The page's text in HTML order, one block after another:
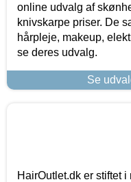
online udvalg af
knivskarpe priser. De
hårpleje, makeup,
se deres udvalg.
Se
HairOutlet.dk er stiftet